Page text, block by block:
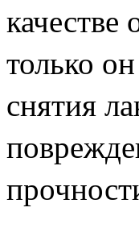
только
снятия